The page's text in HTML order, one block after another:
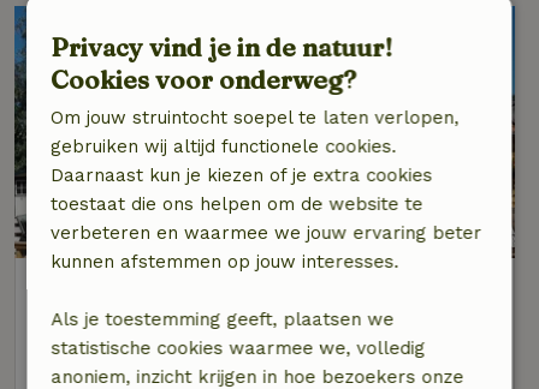
Op 5 km afstand van Polsbroek
3 personen2 slaapkamers
Privacy vind je in de natuur!
Cookies voor onderweg?
Om jouw struintocht soepel te laten verlopen,
gebruiken wij altijd functionele cookies.
Daarnaast kun je kiezen of je extra cookies
toestaat die ons helpen om de website te
verbeteren en waarmee we jouw ervaring beter
kunnen afstemmen op jouw interesses.
Als je toestemming geeft, plaatsen we
statistische cookies waarmee we, volledig
anoniem, inzicht krijgen in hoe bezoekers onze